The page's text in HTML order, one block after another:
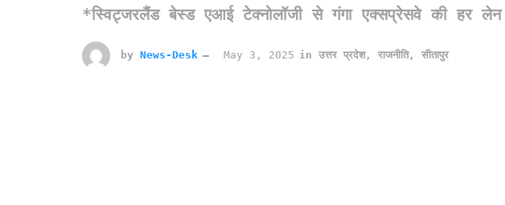
*स्विट्जरलैंड बेस्ड एआई टेक्नोलॉजी से गंगा एक्सप्रेसवे की हर
by News-Desk May 3, 2025 in उत्तर प्रदेश, राजनीति, सीतापुर